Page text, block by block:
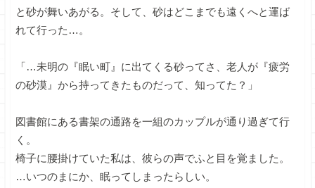
と砂が舞いあがる。そして、砂はどこまでも遠くへと運ば
れて行った…。
「…未明の『眠い町』に出てくる砂ってさ、老人が『疲労
の砂漠』から持ってきたものだって、知ってた？」
図書館にある書架の通路を一組のカップルが通り過ぎて行
く。
椅子に腰掛けていた私は、彼らの声でふと目を覚ました。
…いつのまにか、眠ってしまったらしい。